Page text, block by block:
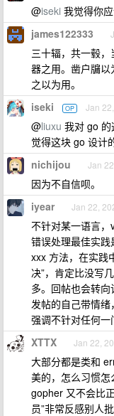
@iseki 我觉得你
james122333
三十辐，共一毂
器之用。凿户牖
之以为用。
iseki OP Jan
@liuxu 我对 go
觉得这块 go 设计
nichijou Jan
因为不自信呗。
iyear Jan 22,
不针对某一语言，
错误处理最佳实践
xxx 方法，在实践
决”，肯定比没写
多。回帖也会转向
发帖的自己带情绪
强调不针对任何
XTTX Jan 22,
大部分都是类和
美的，怎么习惯怎
gopher 又不会比
员”非常反感别人